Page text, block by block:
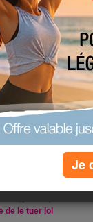
images?... j'en ai un
courirvendredi, le
plus
aqua jump(les
pas été.. La, le prof
du muscle?!...
je ne bouge
de le tuer lol
Je